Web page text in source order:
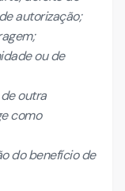
autorização;
ou de
outra
como
do benefício de